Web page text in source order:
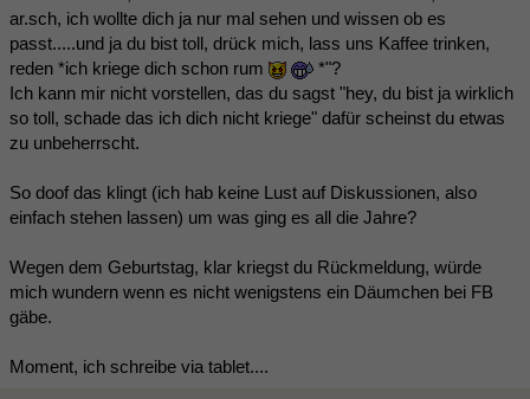
ar.sch, ich wollte dich ja nur mal sehen und wissen ob es
passt.....und ja du bist toll, drück mich, lass uns Kaffee trinken,
reden *ich kriege dich schon rum
*"?
Ich kann mir nicht vorstellen, das du sagst "hey, du bist ja wirklich
so toll, schade das ich dich nicht kriege" dafür scheinst du etwas
zu unbeherrscht.
So doof das klingt (ich hab keine Lust auf Diskussionen, also
einfach stehen lassen) um was ging es all die Jahre?
Wegen dem Geburtstag, klar kriegst du Rückmeldung, würde
mich wundern wenn es nicht wenigstens ein Däumchen bei FB
gäbe.
Moment, ich schreibe via tablet....